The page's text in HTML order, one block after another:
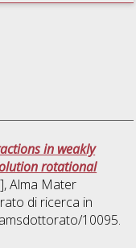
in weakly
rotational
Alma Mater
di ricerca in
10095.